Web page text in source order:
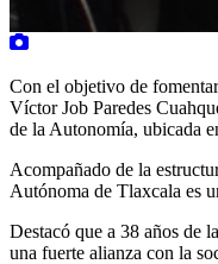
Con el objetivo de
Víctor Job Paredes
de la Autonomía, ubicada
Acompañado de la
Autónoma de Tlaxcala es
Destacó que a 38 años de
una fuerte alianza con la